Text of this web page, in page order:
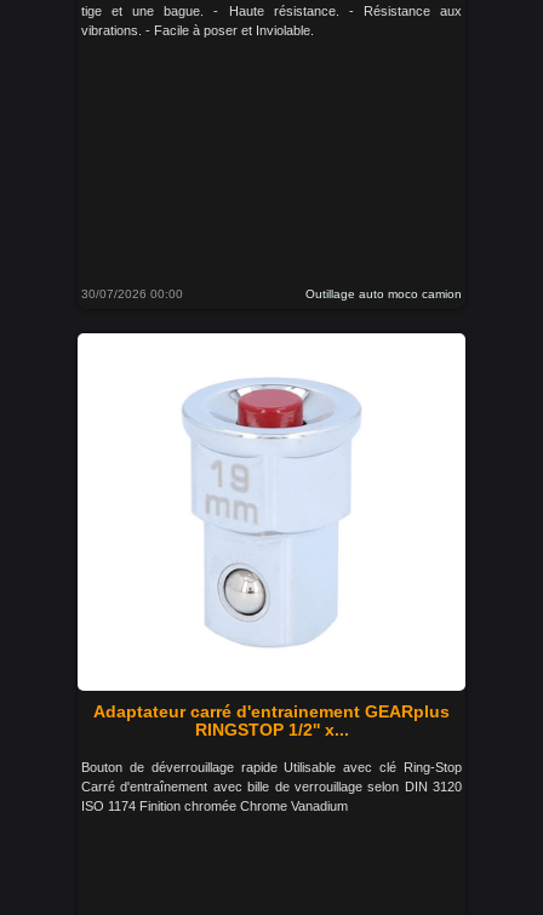
tige et une bague. - Haute résistance. - Résistance aux
vibrations. - Facile à poser et Inviolable.
30/07/2026 00:00 Outillage auto moco camion
Adaptateur carré d'entrainement GEARplus
RINGSTOP 1/2'' x...
Bouton de déverrouillage rapide Utilisable avec clé Ring-Stop
Carré d'entraînement avec bille de verrouillage selon DIN 3120
ISO 1174 Finition chromée Chrome Vanadium